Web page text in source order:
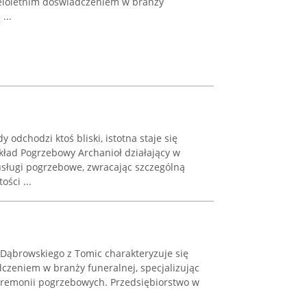
...
odchodzi ktoś bliski, istotna staje się
Pogrzebowy Archanioł działający w
pogrzebowe, zwracając szczególną
...
z Tomic charakteryzuje się
w branży funeralnej, specjalizując
pogrzebowych. Przedsiębiorstwo w